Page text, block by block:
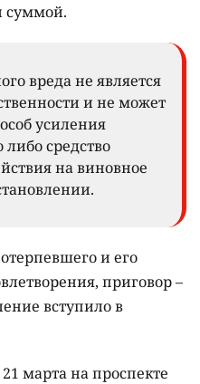
суммой.
вреда не является
и не может
усиления
средство
на виновное
и его
приговор –
вступило в
марта на проспекте